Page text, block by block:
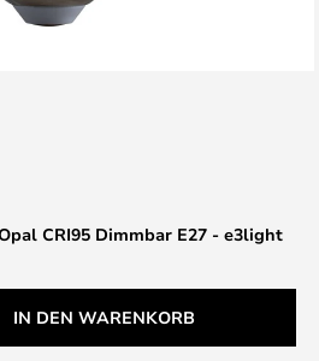
CRI95 Dimmbar E27 - e3light
IN DEN WARENKORB